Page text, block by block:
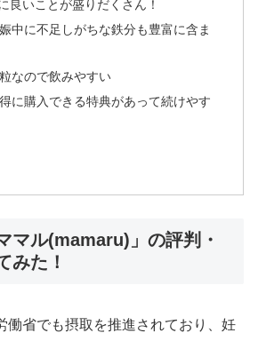
良いことが盛りだくさん！
中に不足しがちな鉄分も豊富に含ま
なので飲みやすい
に購入できる特典があって続けやす
マル(mamaru)」の評判・
みた！
働省でも摂取を推進されており、妊